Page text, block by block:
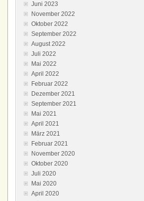
Juni 2023
November 2022
Oktober 2022
September 2022
August 2022
Juli 2022
Mai 2022
April 2022
Februar 2022
Dezember 2021
September 2021
Mai 2021
April 2021
März 2021
Februar 2021
November 2020
Oktober 2020
Juli 2020
Mai 2020
April 2020